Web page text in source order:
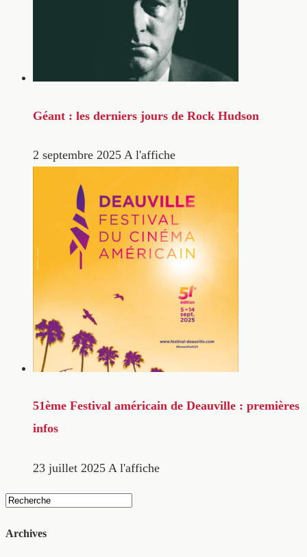
Géant : les derniers jours de Rock Hudson
2 septembre 2025 A l'affiche
51ème Festival américain de Deauville : premières
infos
23 juillet 2025 A l'affiche
Archives